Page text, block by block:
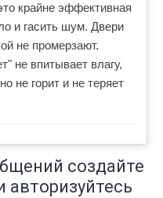
крайне эффективная
и гасить шум. Двери
не промерзают.
не впитывает влагу,
не горит и не теряет
создайте
авторизуйтесь